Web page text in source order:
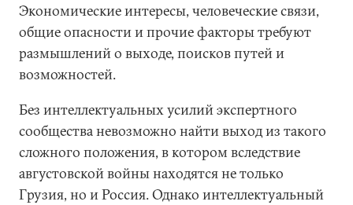
Экономические интересы, человеческие связи,
общие опасности и прочие факторы требуют
размышлений о выходе, поисков путей и
возможностей.
Без интеллектуальных усилий экспертного
сообщества невозможно найти выход из такого
сложного положения, в котором вследствие
августовской войны находятся не только
Грузия, но и Россия. Однако интеллектуальный